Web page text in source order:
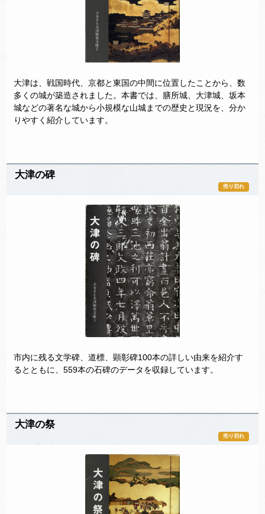
大津は、戦国時代、京都と東国の中間に位置したことから、数
多くの城が築造されました。本書では、膳所城、大津城、坂本
城などの著名な城から小規模な山城までの歴史と現況を、分か
りやすく紹介しています。
大津の碑
売り切れ
市内に残る文学碑、道標、顕彰碑100本の詳しい由来を紹介す
るとともに、559本の石碑のデータを収録しています。
大津の祭
売り切れ